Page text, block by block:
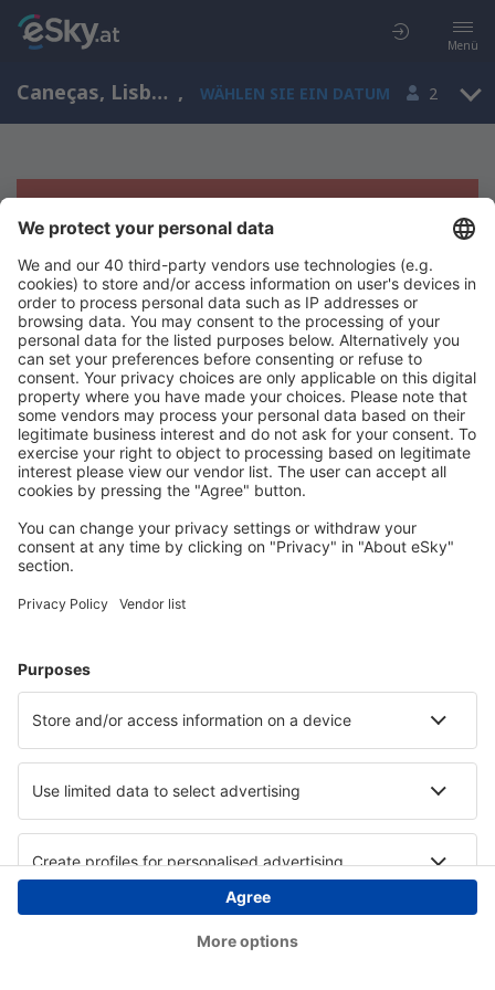
Menü
Caneças, Lisboa, Portugal , WÄHLEN SIE EIN DATUM 2
Es tut uns leid, wir können keine
Ergebnisse aufzeigen
Bitte starten Sie Ihre Suche erneut mit anderen Suchkriterien.
Copyright © eSky.at. Alle Rechte vorbehalten.